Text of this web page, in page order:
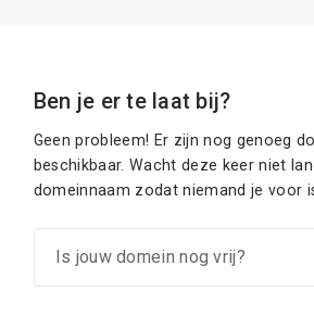
Ben je er te laat bij?
Geen probleem! Er zijn nog genoeg
beschikbaar. Wacht deze keer niet
domeinnaam zodat niemand je voor